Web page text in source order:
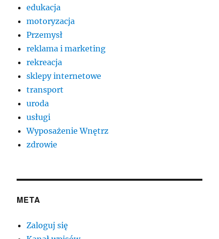
edukacja
motoryzacja
Przemysł
reklama i marketing
rekreacja
sklepy internetowe
transport
uroda
usługi
Wyposażenie Wnętrz
zdrowie
META
Zaloguj się